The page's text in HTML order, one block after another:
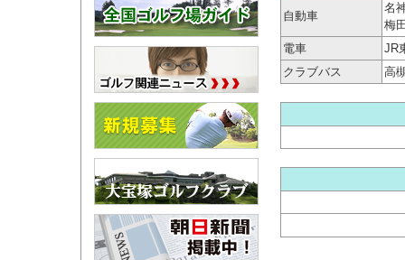
自動車
名
梅
電車
JR
クラブバス
高